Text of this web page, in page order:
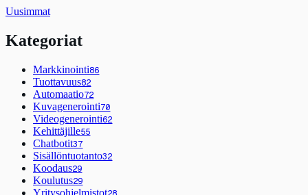
Uusimmat
Kategoriat
Markkinointi86
Tuottavuus82
Automaatio72
Kuvagenerointi70
Videogenerointi62
Kehittäjille55
Chatbotit37
Sisällöntuotanto32
Koodaus29
Koulutus29
Yritysohjelmistot